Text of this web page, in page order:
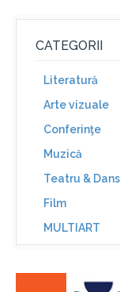
CATEGORII
Literatură
Arte vizuale
Conferinţe
Muzică
Teatru & Dans
Film
MULTIART